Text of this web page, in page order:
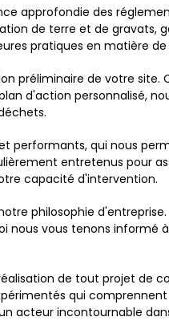
approfondie des
de terre et de
pratiques en matière
préliminaire de votre
d'action personnalisé,
performants, qui nous
entretenus pour
capacité d'intervention.
philosophie
nous vous tenons
de tout projet de
qui
acteur incontournable